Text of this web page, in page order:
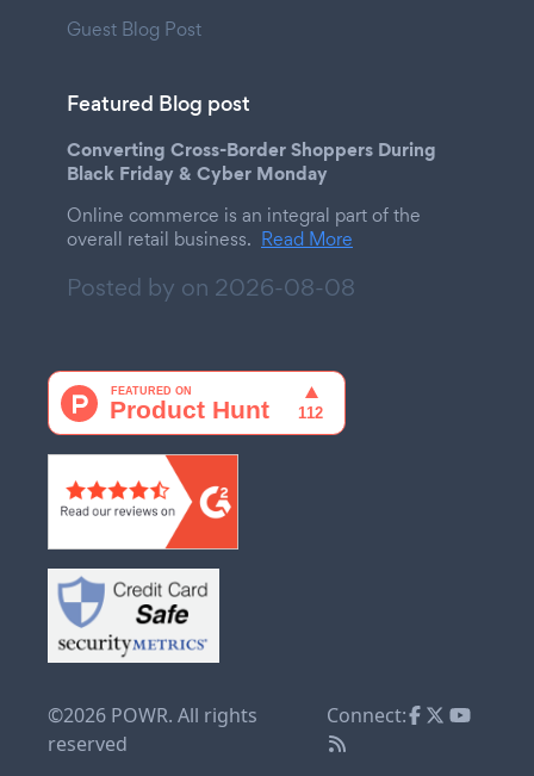
Guest Blog Post
Featured Blog post
Converting Cross-Border Shoppers During
Black Friday & Cyber Monday
Online commerce is an integral part of the
overall retail business. Read More
Posted by on 2026-08-08
©2026 POWR. All rights
reserved
Connect: